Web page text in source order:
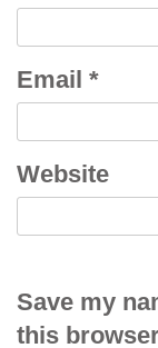
Email *
Website
Save my
this